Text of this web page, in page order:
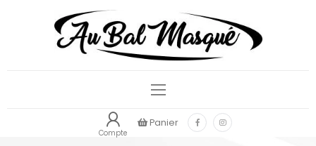
Compte
Panier